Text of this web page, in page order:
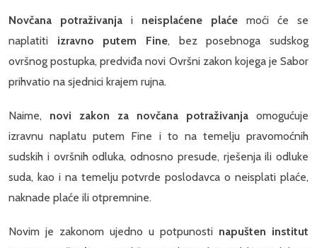
Novčana potraživanja i neisplaćene plaće moći će se
naplatiti izravno putem Fine, bez posebnoga sudskog
ovršnog postupka, predviđa novi Ovršni zakon kojega je Sabor
prihvatio na sjednici krajem rujna.
Naime, novi zakon za novčana potraživanja omogućuje
izravnu naplatu putem Fine i to na temelju pravomoćnih
sudskih i ovršnih odluka, odnosno presude, rješenja ili odluke
suda, kao i na temelju potvrde poslodavca o neisplati plaće,
naknade plaće ili otpremnine.
Novim je zakonom ujedno u potpunosti napušten institut